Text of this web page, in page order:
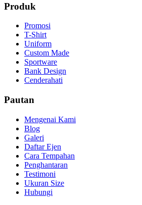
Produk
Promosi
T-Shirt
Uniform
Custom Made
Sportware
Bank Design
Cenderahati
Pautan
Mengenai Kami
Blog
Galeri
Daftar Ejen
Cara Tempahan
Penghantaran
Testimoni
Ukuran Size
Hubungi